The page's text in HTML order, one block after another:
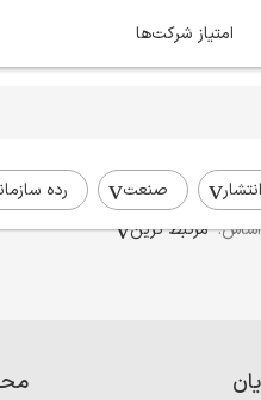
امتیاز شرکت‌ها
صنعت رده
مرتبط ترین